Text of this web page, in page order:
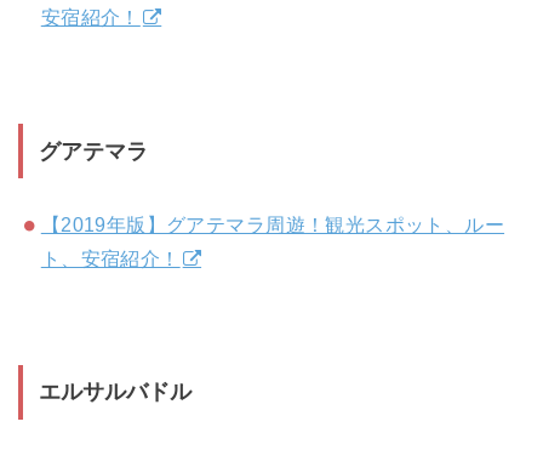
安宿紹介！
グアテマラ
【2019年版】グアテマラ周遊！観光スポット、ルー
ト、安宿紹介！
エルサルバドル